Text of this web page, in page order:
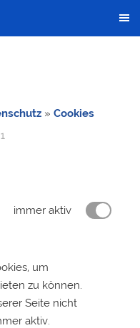
» Cookies
immer aktiv
um
zu können.
Seite nicht
aktiv.